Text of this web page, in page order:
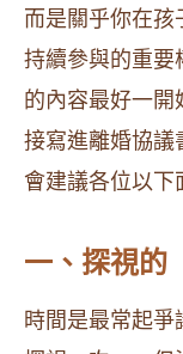
而是關乎你在孩
持續參與的重要
的內容最好一
接寫進離婚協議
會建議各位以下
一、探視的
時間是最常起爭